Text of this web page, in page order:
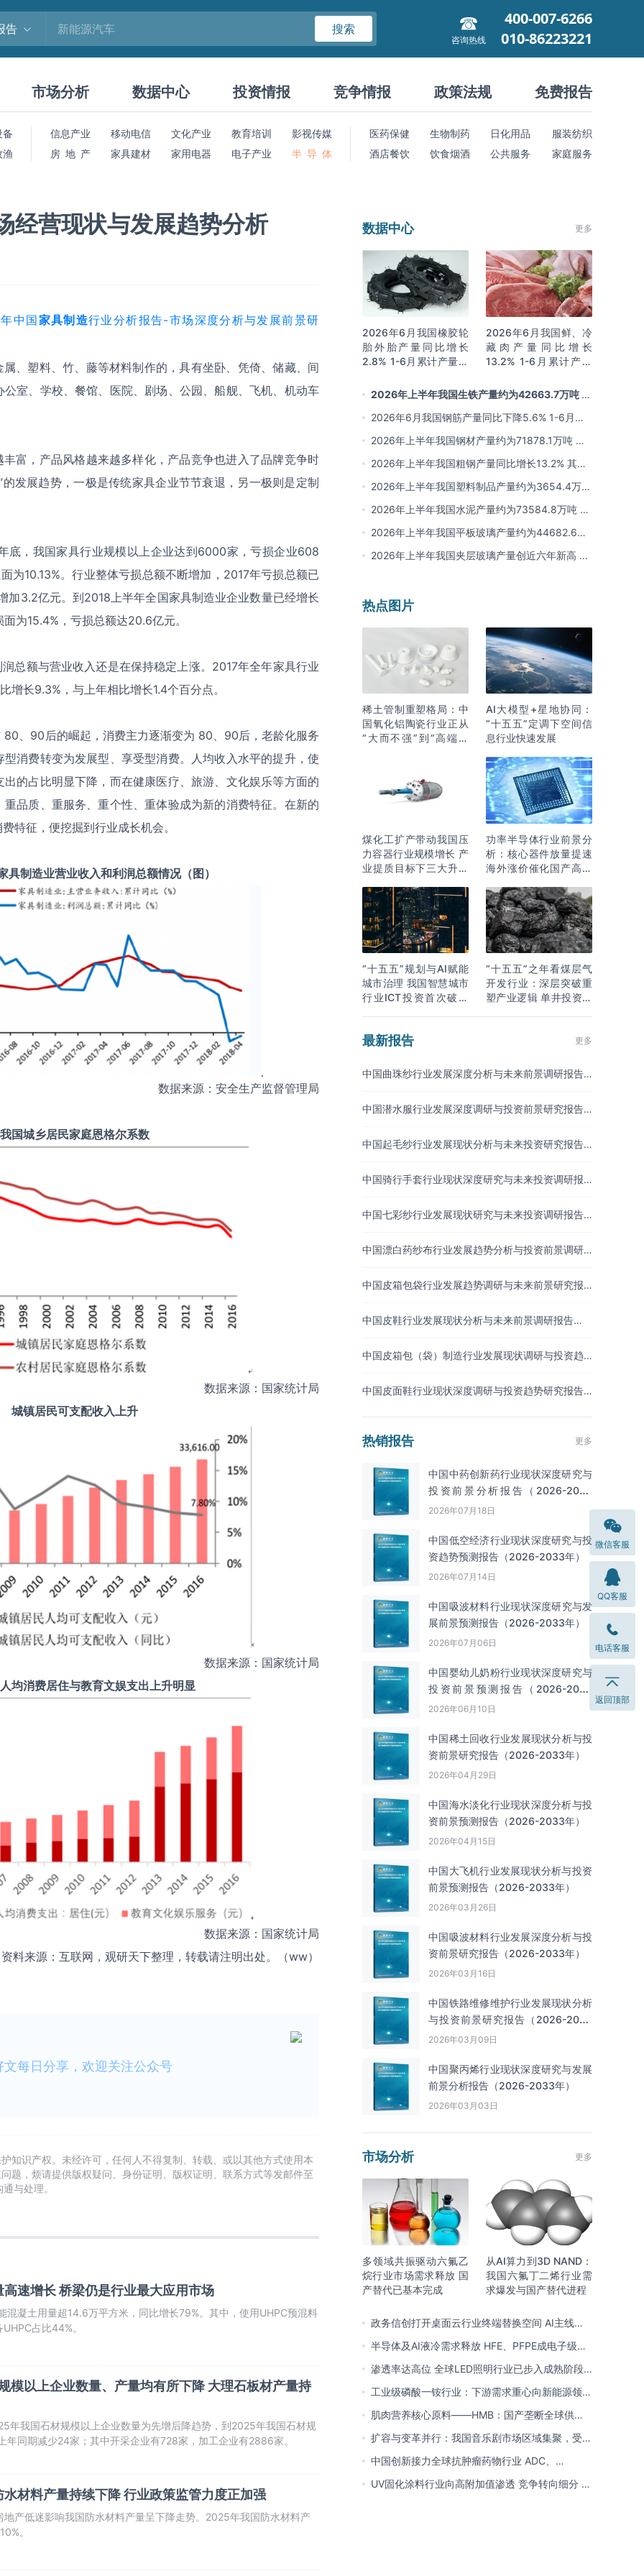
告 搜索
咨询热线
400-007-6266
010-86223221
市场分析 数据中心 投资情报 竞争情报 政策法规 免费报告
备
渔
信息产业 移动电信 文化产业 教育培训
影视传媒
房 地 产
家具建材 家用电器 电子产业 半 导 体
医药保健 生物制药 日化用品
服装纺织
酒店餐饮
饮食烟酒 公共服务 家庭服务
经营现状与发展趋势分析
中国家具制造行业分析报告-市场深度分析与发展前景研
料、竹、藤等材料制作的，具有坐卧、凭倚、储藏、间
室、学校、餐馆、医院、剧场、公园、船舰、飞机、机动车
产品风格越来越多样化，产品竞争也进入了品牌竞争时
发展趋势，一极是传统家具企业节节衰退，另一极则是定制
我国家具行业规模以上企业达到6000家，亏损企业608
为10.13%。行业整体亏损总额不断增加，2017年亏损总额已
加3.2亿元。到2018上半年全国家具制造业企业数量已经增长
为15.4%，亏损总额达20.6亿元。
与营业收入还是在保持稳定上涨。2017年全年家具行业
长9.3%，与上年相比增长1.4个百分点。
90后的崛起，消费主力逐渐变为 80、90后，老龄化服务
消费转变为发展型、享受型消费。人均收入水平的提升，使
的占比明显下降，而在健康医疗、旅游、文化娱乐等方面的
品质、重服务、重个性、重体验成为新的消费特征。在新的
特征，便挖掘到行业成长机会。
具制造业营业收入和利润总额情况（图）
数据来源：安全生产监督管理局
我国城乡居民家庭恩格尔系数
数据来源：国家统计局
城镇居民可支配收入上升
数据来源：国家统计局
均消费居住与教育文娱支出上升明显
数据来源：国家统计局
资料来源：互联网，观研天下整理，转载请注明出处。（ww）
文每日分享，欢迎关注公众号
知识产权。未经许可，任何人不得复制、转载、或以其他方式使用本
题，烦请提供版权疑问、身份证明、版权证明、联系方式等发邮件至
与处理。
速增长 桥梁仍是行业最大应用市场
混凝土用量超14.6万平方米，同比增长79%。其中，使用UHPC预混料
占比44%。
模以上企业数量、产量均有所下降 大理石板材产量持
年我国石材规模以上企业数量为先增后降趋势，到2025年我国石材规
年同期减少24家；其中开采企业有728家，加工企业有2886家。
材料产量持续下降 行业政策监管力度正加强
产低迷影响我国防水材料产量呈下降走势。2025年我国防水材料产
。
数据中心 更多
2026年6月我国橡胶轮
胎外胎产量同比增长
2.8% 1-6月累计产量同
2026年6月我国鲜、冷
藏肉产量同比增长
13.2% 1-6月累计产量
2026年上半年我国生铁产量约为42663.7万吨 同
比下降2.8% 其中河北产量占比22.7%排名第一
2026年6月我国钢筋产量同比下降5.6% 1-6月累
计产量同比下降10.7%
2026年上半年我国钢材产量约为71878.1万吨 同
比下降0.9% 其中河北以超亿吨产量排名第一
2026年上半年我国粗钢产量同比增长13.2% 其中
河北产量占比21.5%位居首位
2026年上半年我国塑料制品产量约为3654.4万吨
其中江苏、浙江产量分别占比18.9%、16.0%
2026年上半年我国水泥产量约为73584.8万吨 同
比下降8% 其中广东、浙江和安徽分别排名前三
2026年上半年我国平板玻璃产量约为44682.6万
重量箱 同比下降5.7% 其中河北产量最多 占比
2026年上半年我国夹层玻璃产量创近六年新高 约
热点图片
稀土管制重塑格局：中
国氧化铝陶瓷行业正从
“大而不强”到“高端突
AI大模型+星地协同：
“十五五”定调下空间信
息行业快速发展
煤化工扩产带动我国压
力容器行业规模增长 产
业提质目标下三大升级
功率半导体行业前景分
析：核心器件放量提速
海外涨价催化国产高端
“十五五”规划与AI赋能
城市治理 我国智慧城市
行业ICT投资首次破万
“十五五”之年看煤层气
开发行业：深层突破重
塑产业逻辑 单井投资成
最新报告 更多
中国曲珠纱行业发展深度分析与未来前景调研报告
中国潜水服行业发展深度调研与投资前景研究报告
中国起毛纱行业发展现状分析与未来投资研究报告
中国骑行手套行业现状深度研究与未来投资调研报
中国七彩纱行业发展现状研究与未来投资调研报告
中国漂白药纱布行业发展趋势分析与投资前景调研
中国皮箱包袋行业发展趋势调研与未来前景研究报
中国皮鞋行业发展现状分析与未来前景调研报告
中国皮箱包（袋）制造行业发展现状调研与投资趋
中国皮面鞋行业现状深度调研与投资趋势研究报告
热销报告 更多
中国中药创新药行业现状深度研究与
投资前景分析报告（2026-2033
年）
2026年07月18日
中国低空经济行业现状深度研究与投
资趋势预测报告（2026-2033年）
2026年07月14日
中国吸波材料‌‌‌行业现状深度研究与发
展前景预测报告（2026-2033年）
2026年07月06日
中国婴幼儿奶粉行业现状深度研究与
投资前景预测报告（2026-2033
年）
2026年06月10日
中国‌‌稀土回收‌‌行业发展现状分析与投
资前景研究报告（2026-2033年）
2026年04月29日
中国海水淡化行业现状深度分析与投
资前景预测报告（2026-2033年）
2026年04月15日
中国大飞机行业发展现状分析与投资
前景预测报告（2026-2033年）
2026年03月26日
中国吸波材料行业发展深度分析与投
资前景研究报告（2026-2033年）
2026年03月16日
中国铁路维修维护行业发展现状分析
与投资前景研究报告（2026-2033
年）
2026年03月09日
中国聚丙烯行业现状深度研究与发展
前景分析报告（2026-2033年）
2026年03月03日
市场分析 更多
多领域共振驱动六氟乙
烷行业市场需求释放 国
产替代已基本完成
从AI算力到3D NAND：
我国六氟丁二烯行业需
求爆发与国产替代进程
政务信创打开桌面云行业终端替换空间 AI主线重
塑竞争逻辑 中国本土厂商全面反超
半导体及AI液冷需求释放 HFE、PFPE成电子级氟
化液行业主流 3M退场下国产高端突破加速
渗透率达高位 全球LED照明行业已步入成熟阶段
未来将向集成化、智能化方向演进
工业级磷酸一铵行业：下游需求重心向新能源领域
转移 产业链一体化趋势清晰
肌肉营养核心原料——HMB：国产垄断全球供给
市场 龙头构筑全方位竞争壁垒
扩容与变革并行：我国音乐剧市场区域集聚，受众
群体更新，内容生态持续完善
中国创新接力全球抗肿瘤药物行业 ADC、
CDK4/6与BTK引领 医保落地促专特药双渠道格局
UV固化涂料行业向高附加值渗透 竞争转向细分 恒
微信客服
QQ客服
电话客服
返回顶部